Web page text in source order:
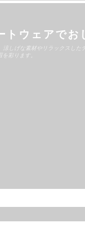
トウェアでお
しげな素材やリラックスし
彩ります。